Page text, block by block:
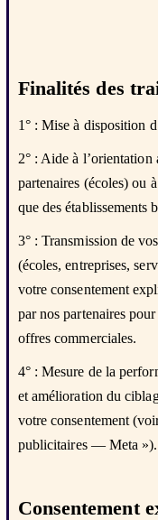
Finalités des
1° : Mise à disposition
2° : Aide à l’orientation
partenaires (écoles) ou
que des établissements
3° : Transmission de
(écoles, entreprises,
votre consentement
par nos partenaires
offres commerciales.
4° : Mesure de la
et amélioration du
votre consentement
publicitaires — Meta »).
Consentement